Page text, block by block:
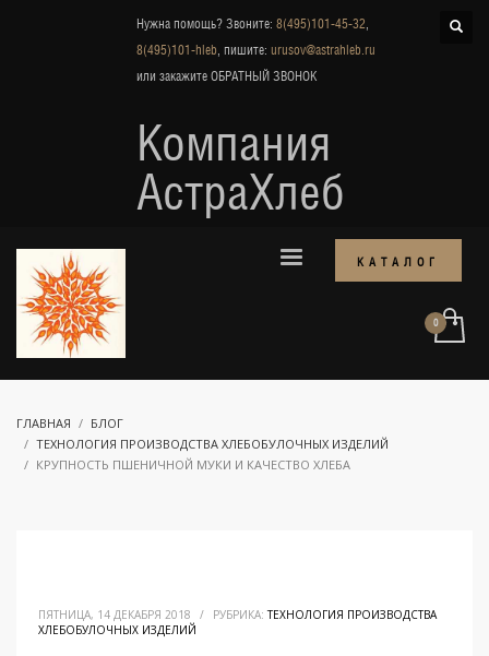
Нужна помощь? Звоните: 8(495)101-45-32,
8(495)101-hleb, пишите: urusov@astrahleb.ru
или закажите ОБРАТНЫЙ ЗВОНОК
Компания
АстраХлеб
КАТАЛОГ
ГЛАВНАЯ
БЛОГ
ТЕХНОЛОГИЯ ПРОИЗВОДСТВА ХЛЕБОБУЛОЧНЫХ ИЗДЕЛИЙ
КРУПНОСТЬ ПШЕНИЧНОЙ МУКИ И КАЧЕСТВО ХЛЕБА
ПЯТНИЦА, 14 ДЕКАБРЯ 2018 / РУБРИКА:ТЕХНОЛОГИЯ ПРОИЗВОДСТВА
ХЛЕБОБУЛОЧНЫХ ИЗДЕЛИЙ